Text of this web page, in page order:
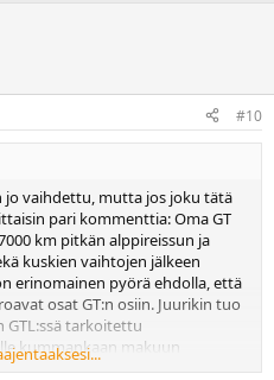
#10
jo vaihdettu, mutta jos joku tätä
pari kommenttia: Oma GT
km pitkän alppireissun ja
kuskien vaihtojen jälkeen
erinomainen pyörä ehdolla, että
osat GT:n osiin. Juurikin tuo
GTL:ssä tarkoitettu
kummankaan makuun
jokahetkisiä, ainoastaan